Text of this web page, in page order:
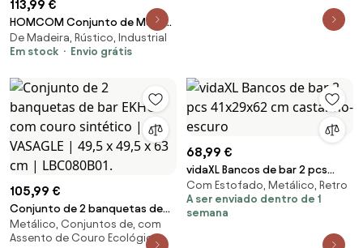
113,99 €
HOMCOM Conjunto de Mesa
Industrial com 2 Bancos
Estofados, Apoios para Pés,
Cozinha com Prateleira,
Castanho Rústico | Aosom
De Madeira, Rústico, Industrial
Em stock
Envio grátis
105,99 €
Conjunto de 2 banquetas de
bar EKHO com couro sintético |
VASAGLE | 49,5 x 49,5 x 63 cm |
Metálico, Conjuntos de, com
Assento de Couro Ecológico
68,99 €
vidaXL Bancos de bar 2 pcs
41x29x62 cm castanho-escuro
Com Estofado, Metálico, Retro
A ser enviado dentro de 1
semana